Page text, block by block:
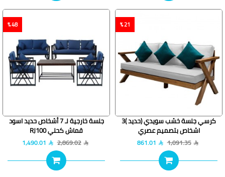
21 %
كرسي جلسة خشب سويدي (حديد )3
اشخاص بتصميم عصري
861.01 1,091.35
48 %
جلسة خارجية لـ 7 أشخاص حديد اسود
قماش كحلي RJ100
1,490.01 2,869.02